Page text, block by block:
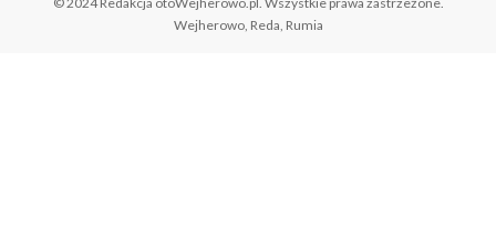
Wejherowo, Reda, Rumia